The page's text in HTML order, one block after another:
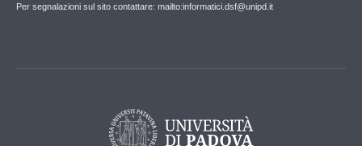
Per segnalazioni sul sito contattare: mailto:informatici.dsf@unipd.it